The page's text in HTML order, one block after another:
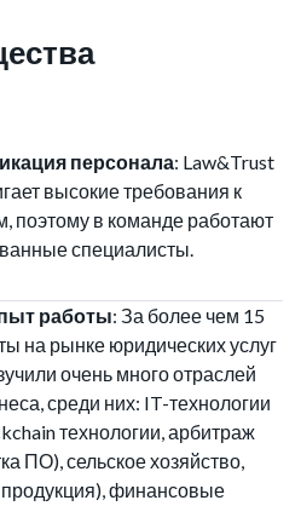
персонала: Law&Trust
высокие требования к
поэтому в команде работают
специалисты.
работы: За более чем 15
на рынке юридических услуг
очень много отраслей
среди них: IT-технологии
технологии, арбитраж
ПО), сельское хозяйство,
финансовые